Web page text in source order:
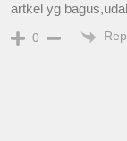
artkel yg
0